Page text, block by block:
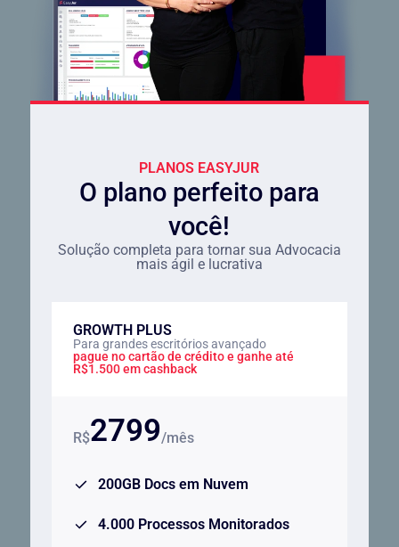
PLANOS EASYJUR
O plano perfeito para
você!
Solução completa para tornar sua Advocacia
mais ágil e lucrativa
GROWTH PLUS
Para grandes escritórios avançado
pague no cartão de crédito e ganhe até
R$1.500 em cashback
R$2799/mês
200GB Docs em Nuvem
4.000 Processos Monitorados